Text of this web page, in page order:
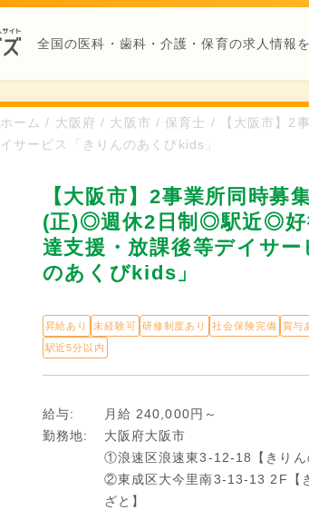
全国の医科・歯科・介護・保育の求人情報
ホーム / 大阪府 / 大阪市 / 保育士 / 【大阪市】2
イサービス「きりんのあくびkids」
【大阪市】2事業所同時募
(正)◎週休2日制◎駅近◎好
達支援・放課後等デイサ
のあくびkids」
昇給あり 未経験可 研修制度あり 社会保険完備 賞与
駅近5分以内
給与:
月給 240,000円～
勤務地:
大阪府大阪市
①浪速区浪速東3-12-18【きりん
②東成区大今里南3-13-13 2F【
ざと】